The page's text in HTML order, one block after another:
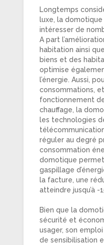
Longtemps
luxe, la
intéresser de
A part
habitation ainsi
biens et des
optimise
l’énergie. Aussi,
consommations,
fonctionnement
chauffage, la
les technologies
réguler au degré
consommation
domotique
gaspillage
la facture, une
atteindre jusqu’à -
Bien que la
sécurité et
usager, son
de sensibilisation